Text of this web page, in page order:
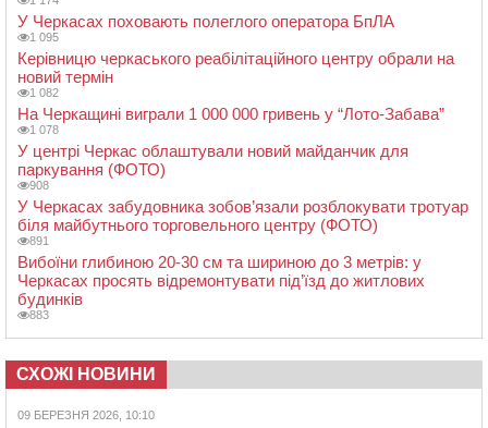
У Черкасах поховають полеглого оператора БпЛА
1 095
Керівницю черкаського реабілітаційного центру обрали на
новий термін
1 082
На Черкащині виграли 1 000 000 гривень у “Лото-Забава”
1 078
У центрі Черкас облаштували новий майданчик для
паркування (ФОТО)
908
У Черкасах забудовника зобов’язали розблокувати тротуар
біля майбутнього торговельного центру (ФОТО)
891
Вибоїни глибиною 20-30 см та шириною до 3 метрів: у
Черкасах просять відремонтувати під’їзд до житлових
будинків
883
СХОЖІ НОВИНИ
09 БЕРЕЗНЯ 2026, 10:10